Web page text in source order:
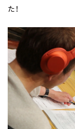
た！